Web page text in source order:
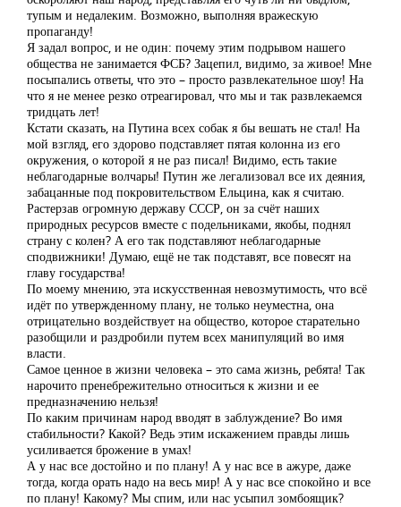
тупым и недалеким. Возможно, выполняя вражескую
пропаганду!
Я задал вопрос, и не один: почему этим подрывом нашего
общества не занимается ФСБ? Зацепил, видимо, за живое! Мне
посыпались ответы, что это – просто развлекательное шоу! На
что я не менее резко отреагировал, что мы и так развлекаемся
тридцать лет!
Кстати сказать, на Путина всех собак я бы вешать не стал! На
мой взгляд, его здорово подставляет пятая колонна из его
окружения, о которой я не раз писал! Видимо, есть такие
неблагодарные волчары! Путин же легализовал все их деяния,
забацанные под покровительством Ельцина, как я считаю.
Растерзав огромную державу СССР, он за счёт наших
природных ресурсов вместе с подельниками, якобы, поднял
страну с колен? А его так подставляют неблагодарные
сподвижники! Думаю, ещё не так подставят, все повесят на
главу государства!
По моему мнению, эта искусственная невозмутимость, что всё
идёт по утвержденному плану, не только неуместна, она
отрицательно воздействует на общество, которое старательно
разобщили и раздробили путем всех манипуляций во имя
власти.
Самое ценное в жизни человека – это сама жизнь, ребята! Так
нарочито пренебрежительно относиться к жизни и ее
предназначению нельзя!
По каким причинам народ вводят в заблуждение? Во имя
стабильности? Какой? Ведь этим искажением правды лишь
усиливается брожение в умах!
А у нас все достойно и по плану! А у нас все в ажуре, даже
тогда, когда орать надо на весь мир! А у нас все спокойно и все
по плану! Какому? Мы спим, или нас усыпил зомбоящик?